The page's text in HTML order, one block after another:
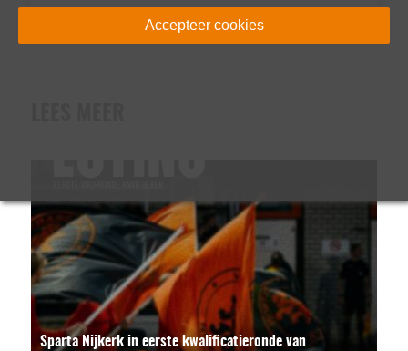
Sparta Nijkerk in eerste kwalificatieronde van
Accepteer cookies